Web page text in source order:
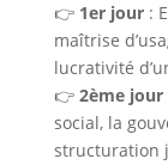
👉 1er jour:
maîtrise
lucrativité
👉 2ème jour
social, la
structuration